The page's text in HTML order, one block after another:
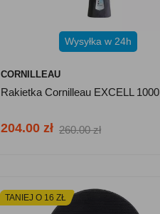
Wysyłka w 24h
CORNILLEAU
Rakietka Cornilleau EXCELL 1000
204.00 zł 260.00 zł
TANIEJ O 16 ZŁ